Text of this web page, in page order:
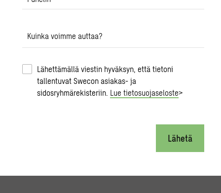
Kuinka voimme auttaa?
Lähettämällä viestin hyväksyn, että tietoni
tallentuvat Swecon asiakas- ja
sidosryhmärekisteriin. Lue tietosuojaseloste>
Lähetä